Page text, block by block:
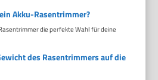
Akku-Rasentrimmer?
die perfekte Wahl für deine
des Rasentrimmers auf die